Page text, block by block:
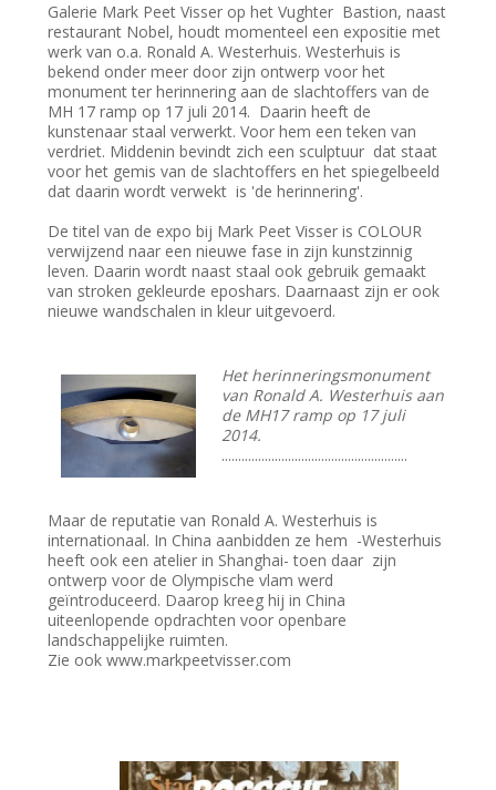
Galerie Mark Peet Visser op het Vughter Bastion, naast
restaurant Nobel, houdt momenteel een expositie met
werk van o.a. Ronald A. Westerhuis. Westerhuis is
bekend onder meer door zijn ontwerp voor het
monument ter herinnering aan de slachtoffers van de
MH 17 ramp op 17 juli 2014. Daarin heeft de
kunstenaar staal verwerkt. Voor hem een teken van
verdriet. Middenin bevindt zich een sculptuur dat staat
voor het gemis van de slachtoffers en het spiegelbeeld
dat daarin wordt verwekt is 'de herinnering'.
De titel van de expo bij Mark Peet Visser is COLOUR
verwijzend naar een nieuwe fase in zijn kunstzinnig
leven. Daarin wordt naast staal ook gebruik gemaakt
van stroken gekleurde eposhars. Daarnaast zijn er ook
nieuwe wandschalen in kleur uitgevoerd.
Het herinneringsmonument
van Ronald A. Westerhuis aan
de MH17 ramp op 17 juli
2014.
........................................................
Maar de reputatie van Ronald A. Westerhuis is
internationaal. In China aanbidden ze hem -Westerhuis
heeft ook een atelier in Shanghai- toen daar zijn
ontwerp voor de Olympische vlam werd
geïntroduceerd. Daarop kreeg hij in China
uiteenlopende opdrachten voor openbare
landschappelijke ruimten.
Zie ook www.markpeetvisser.com